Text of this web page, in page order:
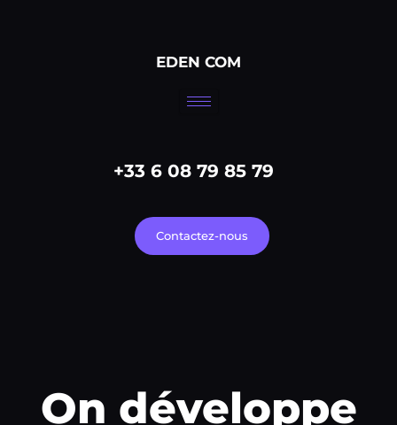
EDEN COM
+33 6 08 79 85 79
Contactez-nous
On développe